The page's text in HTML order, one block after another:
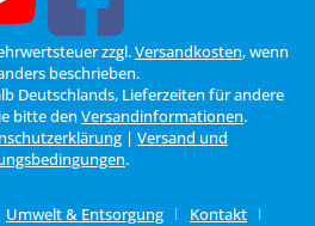
zzgl.Versandkosten, wenn
beschrieben.
Deutschlands, Lieferzeiten für andere
bitte den Versandinformationen.
| Versand und
.
Umwelt & Entsorgung
Kontakt